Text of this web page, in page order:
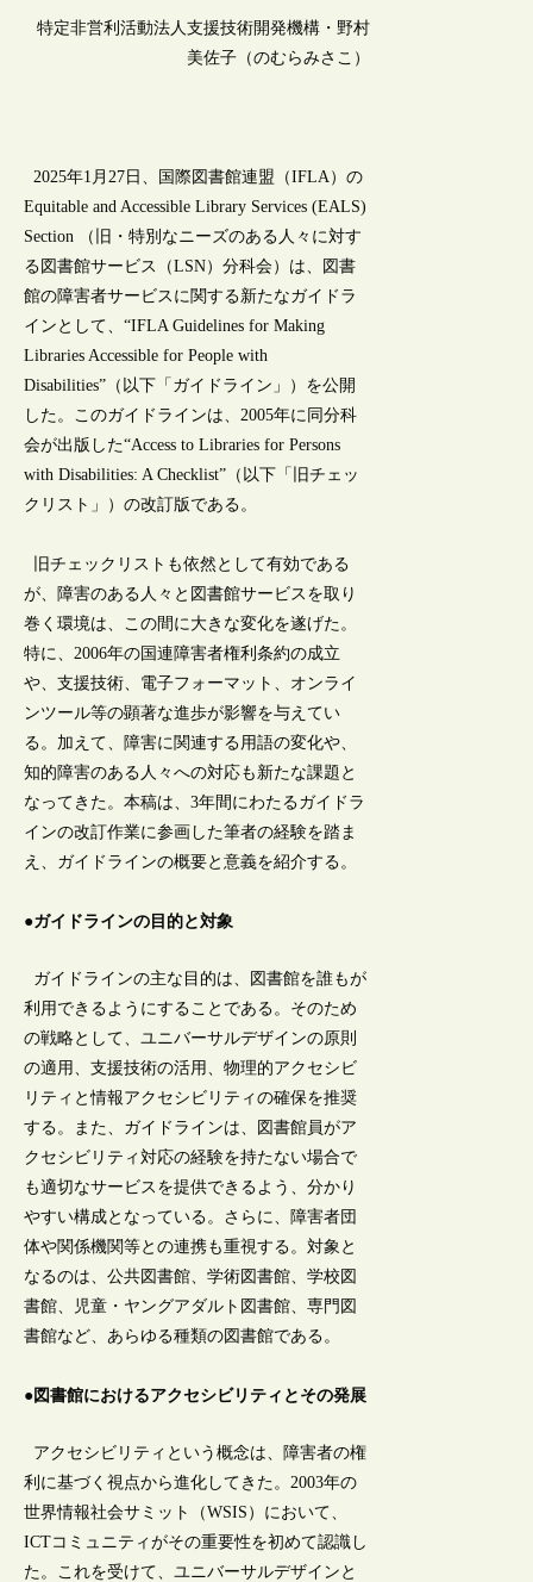
特定非営利活動法人支援技術開発機構・野村
美佐子（のむらみさこ）
2025年1月27日、国際図書館連盟（IFLA）の
Equitable and Accessible Library Services (EALS)
Section （旧・特別なニーズのある人々に対す
る図書館サービス（LSN）分科会）は、図書
館の障害者サービスに関する新たなガイドラ
インとして、“IFLA Guidelines for Making
Libraries Accessible for People with
Disabilities”（以下「ガイドライン」）を公開
した。このガイドラインは、2005年に同分科
会が出版した“Access to Libraries for Persons
with Disabilities: A Checklist”（以下「旧チェッ
クリスト」）の改訂版である。
旧チェックリストも依然として有効である
が、障害のある人々と図書館サービスを取り
巻く環境は、この間に大きな変化を遂げた。
特に、2006年の国連障害者権利条約の成立
や、支援技術、電子フォーマット、オンライ
ンツール等の顕著な進歩が影響を与えてい
る。加えて、障害に関連する用語の変化や、
知的障害のある人々への対応も新たな課題と
なってきた。本稿は、3年間にわたるガイドラ
インの改訂作業に参画した筆者の経験を踏ま
え、ガイドラインの概要と意義を紹介する。
●ガイドラインの目的と対象
ガイドラインの主な目的は、図書館を誰もが
利用できるようにすることである。そのため
の戦略として、ユニバーサルデザインの原則
の適用、支援技術の活用、物理的アクセシビ
リティと情報アクセシビリティの確保を推奨
する。また、ガイドラインは、図書館員がア
クセシビリティ対応の経験を持たない場合で
も適切なサービスを提供できるよう、分かり
やすい構成となっている。さらに、障害者団
体や関係機関等との連携も重視する。対象と
なるのは、公共図書館、学術図書館、学校図
書館、児童・ヤングアダルト図書館、専門図
書館など、あらゆる種類の図書館である。
●図書館におけるアクセシビリティとその発展
アクセシビリティという概念は、障害者の権
利に基づく視点から進化してきた。2003年の
世界情報社会サミット（WSIS）において、
ICTコミュニティがその重要性を初めて認識し
た。これを受けて、ユニバーサルデザインと